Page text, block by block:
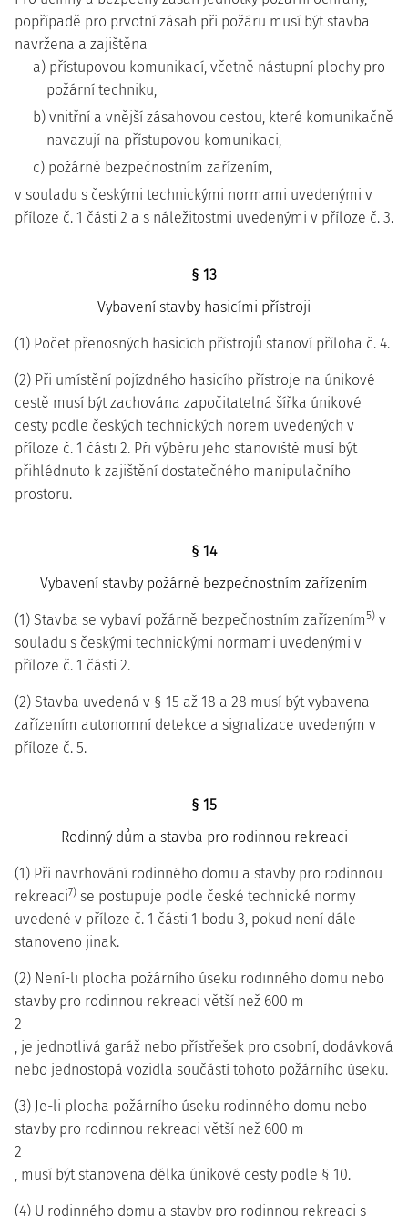
popřípadě pro prvotní zásah při požáru musí být stavba
navržena a zajištěna
a) přístupovou komunikací, včetně nástupní plochy pro
požární techniku,
b) vnitřní a vnější zásahovou cestou, které komunikačně
navazují na přístupovou komunikaci,
c) požárně bezpečnostním zařízením,
v souladu s českými technickými normami uvedenými v
příloze č. 1 části 2 a s náležitostmi uvedenými v příloze č. 3.
§ 13
Vybavení stavby hasicími přístroji
(1) Počet přenosných hasicích přístrojů stanoví příloha č. 4.
(2) Při umístění pojízdného hasicího přístroje na únikové
cestě musí být zachována započitatelná šířka únikové
cesty podle českých technických norem uvedených v
příloze č. 1 části 2. Při výběru jeho stanoviště musí být
přihlédnuto k zajištění dostatečného manipulačního
prostoru.
§ 14
Vybavení stavby požárně bezpečnostním zařízením
(1) Stavba se vybaví požárně bezpečnostním zařízením5) v
souladu s českými technickými normami uvedenými v
příloze č. 1 části 2.
(2) Stavba uvedená v § 15 až 18 a 28 musí být vybavena
zařízením autonomní detekce a signalizace uvedeným v
příloze č. 5.
§ 15
Rodinný dům a stavba pro rodinnou rekreaci
(1) Při navrhování rodinného domu a stavby pro rodinnou
rekreaci7) se postupuje podle české technické normy
uvedené v příloze č. 1 části 1 bodu 3, pokud není dále
stanoveno jinak.
(2) Není-li plocha požárního úseku rodinného domu nebo
stavby pro rodinnou rekreaci větší než 600 m
2
, je jednotlivá garáž nebo přístřešek pro osobní, dodávková
nebo jednostopá vozidla součástí tohoto požárního úseku.
(3) Je-li plocha požárního úseku rodinného domu nebo
stavby pro rodinnou rekreaci větší než 600 m
2
, musí být stanovena délka únikové cesty podle § 10.
(4) U rodinného domu a stavby pro rodinnou rekreaci s